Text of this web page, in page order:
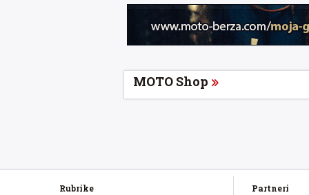
MOTO Shop
Rubrike Partneri